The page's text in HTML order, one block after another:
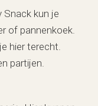
Snack kun je
of pannenkoek.
hier terecht.
partijen.